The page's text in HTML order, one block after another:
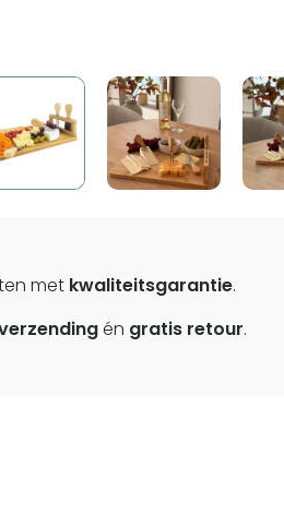
met kwaliteitsgarantie.
én gratis retour.